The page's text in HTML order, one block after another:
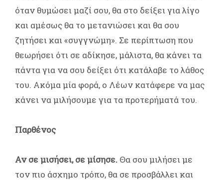
όταν θυμώσει μαζί σου, θα στο δείξει για λίγο
και αμέσως θα το μετανιώσει και θα σου
ζητήσει και «συγγνώμη». Σε περίπτωση που
θεωρήσει ότι σε αδίκησε, μάλιστα, θα κάνει τα
πάντα για να σου δείξει ότι κατάλαβε το λάθος
του. Ακόμα μία φορά, ο Λέων κατάφερε να μας
κάνει να μιλήσουμε για τα προτερήματά του.
Παρθένος
Αν σε μισήσει, σε μίσησε. Θα σου μιλήσει με
τον πιο άσχημο τρόπο, θα σε προσβάλλει και